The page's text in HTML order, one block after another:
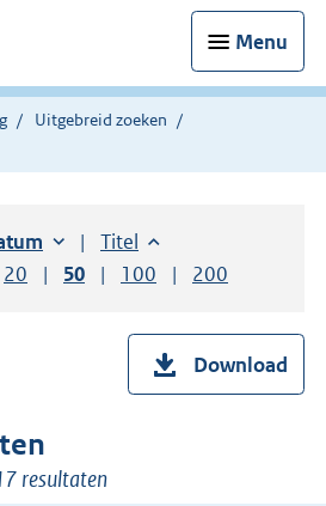
Menu
Uitgebreid zoeken
op:
oplopendSorteer op:
Titel oplopend
per pagina
Toon
20 resultaten per pagina
Toon
50 resultaten per pagina
Toon
100 resultaten per
Toon
200
Download
resultaten